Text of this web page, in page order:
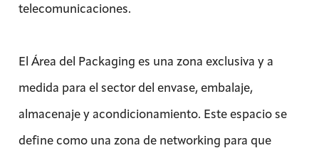
telecomunicaciones.
El Área del Packaging es una zona exclusiva y a
medida para el sector del envase, embalaje,
almacenaje y acondicionamiento. Este espacio se
define como una zona de networking para que